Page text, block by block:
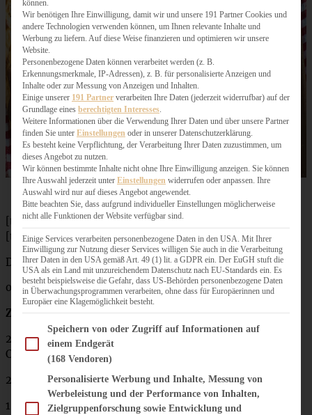
[tabs]
[tab title=”Zutaten”]
Das Rezept für den Flammkuchenteig findet Ihrhier
oder Flammkuchenteig aus dem Kühlregal
Zutaten für 2 Flammkuchen
2 – 3 aromatische Tomaten (oder wahlweise etwas mehr
Cocktailtomaten)
200 g Schmand
1 Kugel Mozzarella
können.
Wir benötigen Ihre Einwilligung, damit wir und unsere 191 Partner Cookies und
andere Technologien verwenden können, um Ihnen relevante Inhalte und
Werbung zu liefern. Auf diese Weise finanzieren und optimieren wir unsere
Website.
Personenbezogene Daten können verarbeitet werden (z. B.
Erkennungsmerkmale, IP-Adressen), z. B. für personalisierte Anzeigen und
Inhalte oder zur Messung von Anzeigen und Inhalten.
Einige unserer 191 Partner verarbeiten Ihre Daten (jederzeit widerrufbar) auf der
Grundlage eines berechtigten Interesses.
Weitere Informationen über die Verwendung Ihrer Daten und über unsere Partner
finden Sie unter Einstellungen oder in unserer Datenschutzerklärung.
Es besteht keine Verpflichtung, der Verarbeitung Ihrer Daten zuzustimmen, um
dieses Angebot zu nutzen.
Wir können bestimmte Inhalte nicht ohne Ihre Einwilligung anzeigen. Sie können
Ihre Auswahl jederzeit unter Einstellungen widerrufen oder anpassen. Ihre
Auswahl wird nur auf dieses Angebot angewendet.
Bitte beachten Sie, dass aufgrund individueller Einstellungen möglicherweise
nicht alle Funktionen der Website verfügbar sind.
Einige Services verarbeiten personenbezogene Daten in den USA. Mit Ihrer
Einwilligung zur Nutzung dieser Services willigen Sie auch in die Verarbeitung
Ihrer Daten in den USA gemäß Art. 49 (1) lit. a GDPR ein. Der EuGH stuft die
USA als ein Land mit unzureichendem Datenschutz nach EU-Standards ein. Es
besteht beispielsweise die Gefahr, dass US-Behörden personenbezogene Daten
in Überwachungsprogrammen verarbeiten, ohne dass für Europäerinnen und
Europäer eine Klagemöglichkeit besteht.
Im Folgenden finden Sie eine Liste der Zwecke des IAB Transparency and Consent
Speichern von oder Zugriff auf Informationen auf
einem Endgerät
(168 Vendoren)
Personalisierte Werbung und Inhalte, Messung von
Werbeleistung und der Performance von Inhalten,
Zielgruppenforschung sowie Entwicklung und